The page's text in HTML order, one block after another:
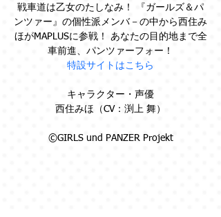
戦車道は乙女のたしなみ！ 『ガールズ＆パ
ンツァー』の個性派メンバ－の中から西住み
ほがMAPLUSに参戦！ あなたの目的地まで全
車前進、パンツァーフォー！
特設サイトはこちら
キャラクター・声優
西住みほ（CV：渕上 舞）
©GIRLS und PANZER Projekt